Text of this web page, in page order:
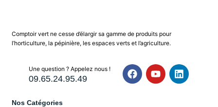
Comptoir vert ne cesse d’élargir sa gamme de produits pour
l’horticulture, la pépinière, les espaces verts et l’agriculture.
Une question ? Appelez nous !
09.65.24.95.49
Nos Catégories